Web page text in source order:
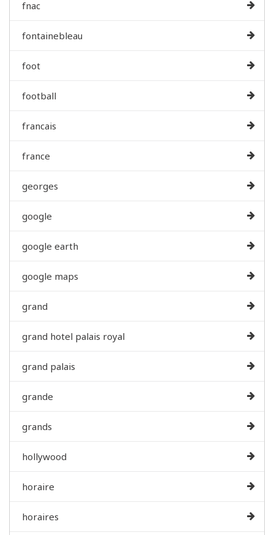
fnac
fontainebleau
foot
football
francais
france
georges
google
google earth
google maps
grand
grand hotel palais royal
grand palais
grande
grands
hollywood
horaire
horaires